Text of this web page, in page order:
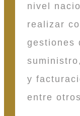
nivel
realizar
gestiones
y
entre